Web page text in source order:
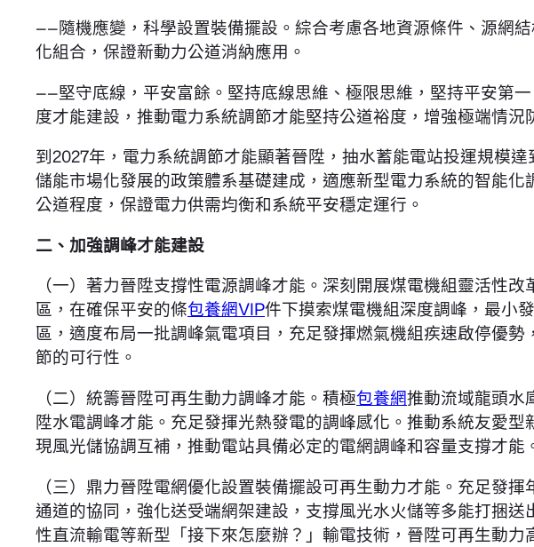
——隨機應變，科學設置裝備擺設。綜合考慮各地資源條件、源網
化組合，保證新動力公道消納應用。
——堅守底線，平安富餘。堅持底線思維、極限思維，堅持平安第
度才能建設，推動電力系統調節才能堅持公道裕度，增強極端情況
到2027年，電力系統調節才能顯著晉陞，抽水蓄能電站投運規模
儲能市場化發展的政策體系基礎建成，適應新型電力系統的智能
公道程度，保證電力供需均衡和系統平安穩定運行。
二、加強調峰才能建設
（一）著力晉陞支撐性電源調峰才能。深刻開展煤電機組靈活性
區，在確保平安的條包養網VIP件下摸索煤電機組深度調峰，最小
區，適度布局一批調峰氣電項目，充足發揮燃氣機組疾速啟停優
節的可行性。
（二）統籌晉陞可再生動力調峰才能。積極包養網推動流域龍頭水
陞水電調峰才能。充足發揮光熱發電的調峰感化。推動系統友愛
現風光儲協調互補，推動電站具備必定的電網調峰和容量支撐才能
（三）鼎力晉陞電網優化設置裝備擺設可再生動力才能。充足發
通道的協同，強化送受端網架建設，支撐風光水火儲等多能打捆
性直流輸電等新型「接下來怎麼辦？」輸電技術，晉陞可再生動力